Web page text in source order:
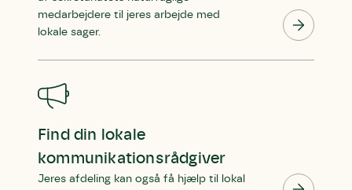
medarbejdere til jeres arbejde med
lokale sager.
Find din lokale
kommunikationsrådgiver
Jeres afdeling kan også få hjælp til lokal